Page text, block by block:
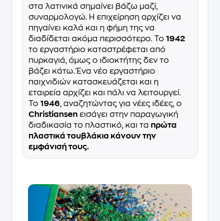
στα λατινικά σημαίνει βάζω μαζί,
συναρμολογώ. Η επιχείρηση αρχίζει να
πηγαίνει καλά και η φήμη της να
διαδίδεται ακόμα περισσότερο. Το 1942
το εργαστήριο καταστρέφεται από
πυρκαγιά, όμως ο ιδιοκτήτης δεν το
βάζει κάτω. Ένα νέο εργαστήριο
παιχνιδιών κατασκευάζεται και η
εταιρεία αρχίζει και πάλι να λειτουργεί.
Το 1946, αναζητώντας για νέες ιδέες, ο
Christiansen εισάγει στην παραγωγική
διαδικασία το πλαστικό, και τα πρώτα
πλαστικά τουβλάκια κάνουν την
εμφάνισή τους.